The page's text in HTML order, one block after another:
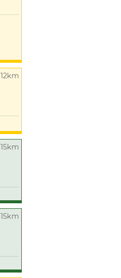
12km
15km
15km